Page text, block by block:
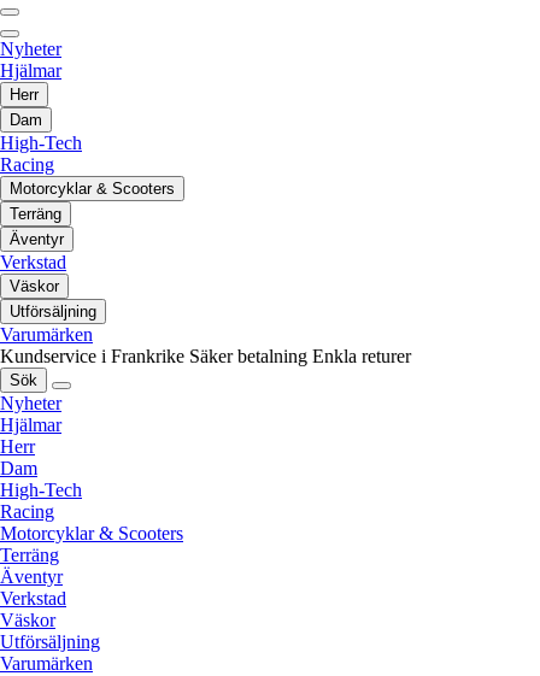
Nyheter
Hjälmar
Herr
Dam
High-Tech
Racing
Motorcyklar & Scooters
Terräng
Äventyr
Verkstad
Väskor
Utförsäljning
Varumärken
Kundservice i Frankrike Säker betalning Enkla returer
Sök
Nyheter
Hjälmar
Herr
Dam
High-Tech
Racing
Motorcyklar & Scooters
Terräng
Äventyr
Verkstad
Väskor
Utförsäljning
Varumärken